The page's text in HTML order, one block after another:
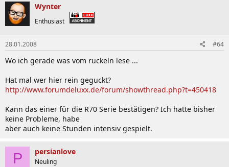
Samsung Voice Recorder:
WLAN-Software (optional):
AV NOW Hotstart Shell:v4.0.10.6
Play AVStation: v4.1.20.4
Easy SpeedUp Manager:
Play Camera:v1.0.0.32
Samsung Battery Manager:v3.2.1.2
Samsung Magic Doctor:
v5.0.1.0
Samsung Network Manager:v3.0.1.7
v1.3.0
Samsung Voice Recorder:
WLAN-Software (optional):
Wynter
Enthusiast
28.01.2008 #64
Wo ich gerade was vom ruckeln lese ...
Hat mal wer hier rein geguckt?
http://www.forumdeluxx.de/forum/showthread.php?t=450418
Kann das einer für die R70 Serie bestätigen? Ich hatte bisher
keine Probleme, habe
aber auch keine Stunden intensiv gespielt.
P persianlove
Neuling